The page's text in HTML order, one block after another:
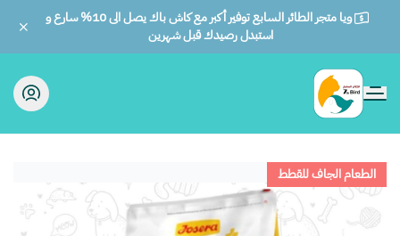
ويا متجر الطائر السابع توفير أكبر مع كاش باك يصل الى 10% سارع و
استبدل رصيدك قبل شهرين
الطائر السابع للحيوانات
الطعام الجاف للقطط